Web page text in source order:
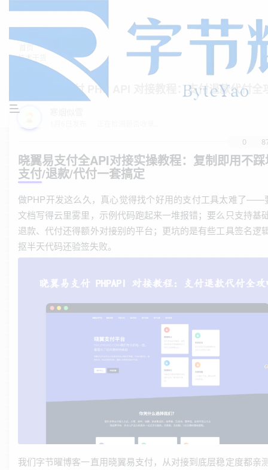
首页
技术干货
晓翼易支付 PHP API 对接教程：支付退款代付全
0
晓翼易支付全API对接实操教程：复制即用不
支付/退款/代付一套搞定
做PHP开发这么久，真心觉得找个好用的支付工具太难了——
文档写得云里雾里，示例代码跑起来一堆报错；要么只支持基
退款、代付还得额外对接别的平台；更坑的是有些工具签名逻
抠半天代码还验签失败。
我们字节曜博客一直用晓翼易支付，从对接到底层稳定度都亲